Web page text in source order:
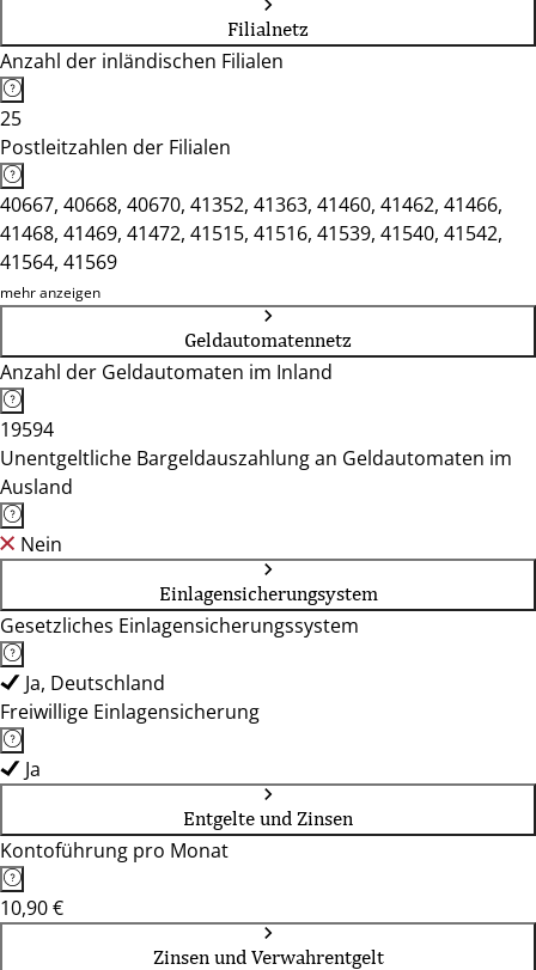
Filialnetz
Anzahl der inländischen Filialen
25
Postleitzahlen der Filialen
40667, 40668, 40670, 41352, 41363, 41460, 41462, 41466,
41468, 41469, 41472, 41515, 41516, 41539, 41540, 41542,
41564, 41569
mehr anzeigen
Geldautomatennetz
Anzahl der Geldautomaten im Inland
19594
Unentgeltliche Bargeldauszahlung an Geldautomaten im
Ausland
Nein
Einlagensicherungsystem
Gesetzliches Einlagensicherungssystem
Ja, Deutschland
Freiwillige Einlagensicherung
Ja
Entgelte und Zinsen
Kontoführung pro Monat
10,90 €
Zinsen und Verwahrentgelt